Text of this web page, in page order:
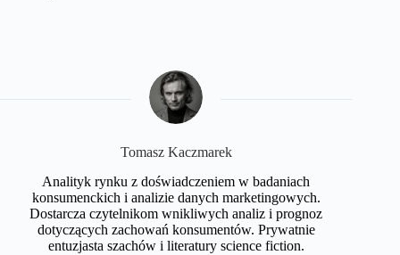
Tomasz Kaczmarek
Analityk rynku z doświadczeniem w badaniach
konsumenckich i analizie danych marketingowych.
Dostarcza czytelnikom wnikliwych analiz i prognoz
dotyczących zachowań konsumentów. Prywatnie
entuzjasta szachów i literatury science fiction.